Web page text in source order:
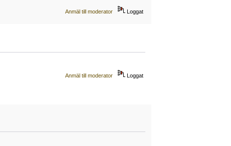
Anmäl till moderator Loggat
Anmäl till moderator Loggat